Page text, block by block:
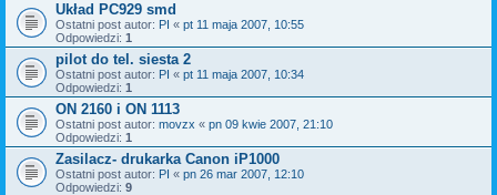
Układ PC929 smd
Ostatni post autor: PI « pt 11 maja 2007, 10:55
Odpowiedzi: 1
pilot do tel. siesta 2
Ostatni post autor: PI « pt 11 maja 2007, 10:34
Odpowiedzi: 1
ON 2160 i ON 1113
Ostatni post autor: movzx « pn 09 kwie 2007, 21:10
Odpowiedzi: 1
Zasilacz- drukarka Canon iP1000
Ostatni post autor: PI « pn 26 mar 2007, 12:10
Odpowiedzi: 9